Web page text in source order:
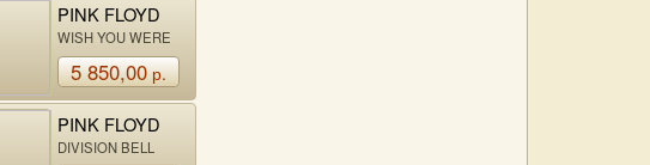
PINK FLOYD
WISH YOU WERE
HERE
5 850,00р.
PINK FLOYD
DIVISION BELL